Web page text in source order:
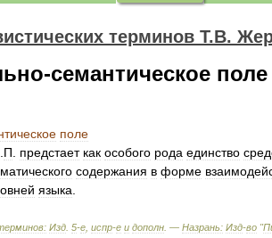
терминов Т.В.
семантическое поле
поле
П предстает как особого рода единство
содержания в форме
языка
Изд 5-е испр-е и дополн . — Назрань: Изд-во "